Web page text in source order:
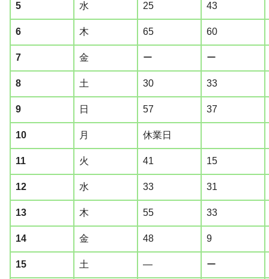
5 水 25 43
6 木 65 60
7 金 ー ー
8 土 30 33
9 日 57 37
10 月 休業日
11 火 41 15
12 水 33 31
13 木 55 33
14 金 48 9
15 土 ― ー